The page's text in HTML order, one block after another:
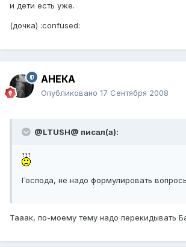
и дети есть уже.
(дочка) :confused:
АНЕКА
Опубликовано 17 Сентября 2008
@LTUSH@ писал(а):
Господа, не надо формулировать
Тааак, по-моему тему надо перекидывать